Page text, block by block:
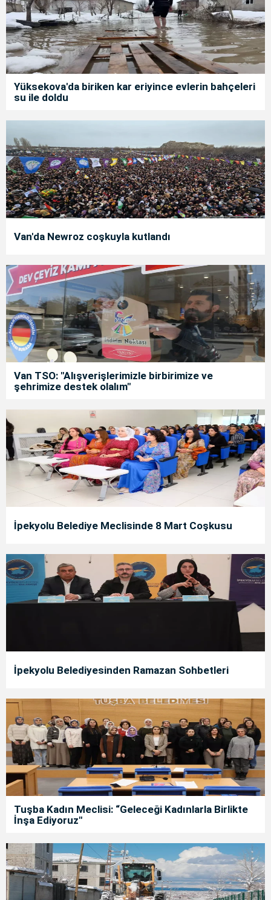
Yüksekova'da biriken kar eriyince evlerin bahçeleri
su ile doldu
Van'da Newroz coşkuyla kutlandı
Van TSO: "Alışverişlerimizle birbirimize ve
şehrimize destek olalım"
İpekyolu Belediye Meclisinde 8 Mart Coşkusu
İpekyolu Belediyesinden Ramazan Sohbetleri
Tuşba Kadın Meclisi: “Geleceği Kadınlarla Birlikte
İnşa Ediyoruz"